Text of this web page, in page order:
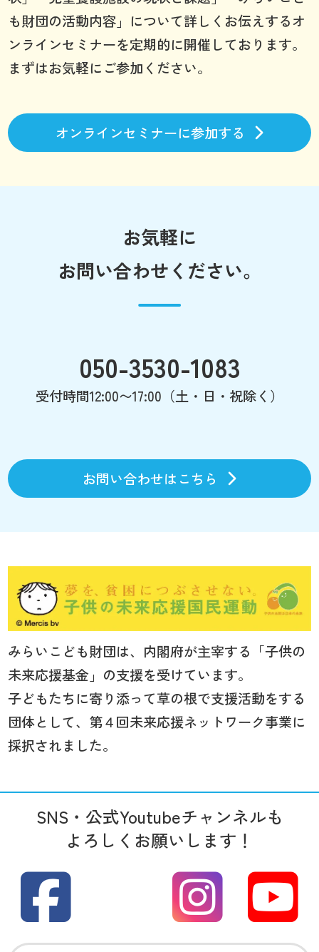
も財団の活動内容」について詳しくお伝えするオ
ンラインセミナーを定期的に開催しております。
まずはお気軽にご参加ください。
オンラインセミナーに参加する
お気軽に
お問い合わせください。
050-3530-1083
受付時間12:00〜17:00（土・日・祝除く）
お問い合わせはこちら
みらいこども財団は、内閣府が主宰する「子供の
未来応援基金」の支援を受けています。
子どもたちに寄り添って草の根で支援活動をする
団体として、第４回未来応援ネットワーク事業に
採択されました。
SNS・公式Youtubeチャンネルも
よろしくお願いします！